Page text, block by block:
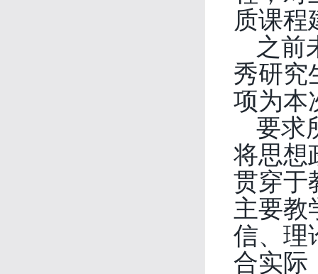
质课程
之前
秀研究
项为本
要求
将思想
贯穿于
主要教
信、理
合实际